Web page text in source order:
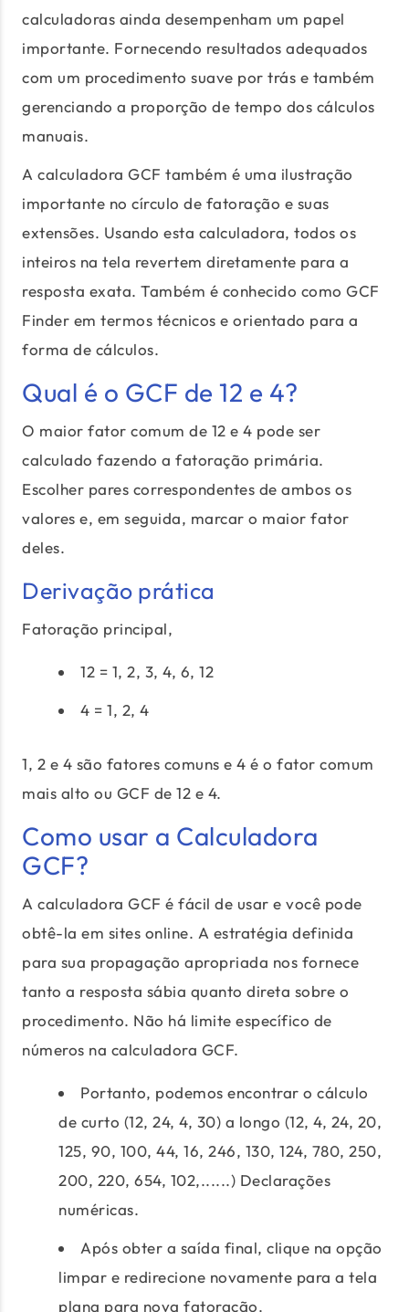
calculadoras ainda desempenham um papel
importante. Fornecendo resultados adequados
com um procedimento suave por trás e também
gerenciando a proporção de tempo dos cálculos
manuais.
A calculadora GCF também é uma ilustração
importante no círculo de fatoração e suas
extensões. Usando esta calculadora, todos os
inteiros na tela revertem diretamente para a
resposta exata. Também é conhecido como GCF
Finder em termos técnicos e orientado para a
forma de cálculos.
Qual é o GCF de 12 e 4?
O maior fator comum de 12 e 4 pode ser
calculado fazendo a fatoração primária.
Escolher pares correspondentes de ambos os
valores e, em seguida, marcar o maior fator
deles.
Derivação prática
Fatoração principal,
12 = 1, 2, 3, 4, 6, 12
4 = 1, 2, 4
1, 2 e 4 são fatores comuns e 4 é o fator comum
mais alto ou GCF de 12 e 4.
Como usar a Calculadora
GCF?
A calculadora GCF é fácil de usar e você pode
obtê-la em sites online. A estratégia definida
para sua propagação apropriada nos fornece
tanto a resposta sábia quanto direta sobre o
procedimento. Não há limite específico de
números na calculadora GCF.
Portanto, podemos encontrar o cálculo
de curto (12, 24, 4, 30) a longo (12, 4, 24, 20,
125, 90, 100, 44, 16, 246, 130, 124, 780, 250,
200, 220, 654, 102,......) Declarações
numéricas.
Após obter a saída final, clique na opção
limpar e redirecione novamente para a tela
plana para nova fatoração.